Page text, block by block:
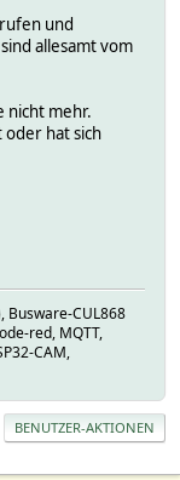
und
allesamt vom
nicht mehr.
oder hat sich
Busware-CUL868
red, MQTT,
CAM,
BENUTZER-AKTIONEN